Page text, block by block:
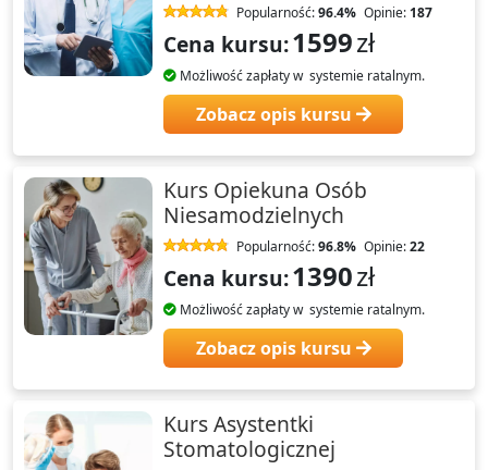
Popularność:96.4% Opinie: 187
Cena kursu:1599zł
Możliwość zapłaty w systemie ratalnym.
Zobacz opis kursu
Kurs Opiekuna Osób
Niesamodzielnych
Popularność:96.8% Opinie:22
Cena kursu:1390zł
Możliwość zapłaty w systemie ratalnym.
Zobacz opis kursu
Kurs Asystentki
Stomatologicznej